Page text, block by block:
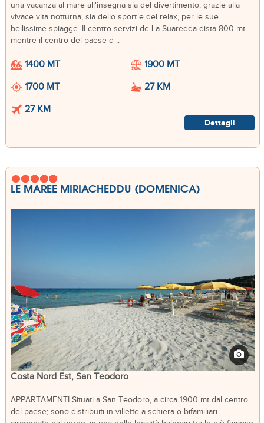
una vacanza al mare all'insegna sia del divertimento, grazie alla
vivace vita notturna, sia dello sport e del relax, per le sue
bellissime spiagge. Il centro servizi de La Suaredda dista 800 mt
mentre il centro del paese d ..
1400 MT
1900 MT
1700 MT
27 KM
27 KM
Dettagli
LE MAREE MIRIACHEDDU (DOMENICA)
Costa Nord Est, San Teodoro
APPARTAMENTI Situati a San Teodoro, a circa 1900 mt dal centro
del paese; sono distribuiti in villette a schiera o bifamiliari